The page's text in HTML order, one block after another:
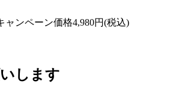
ンペーン価格4,980円(税込)
します